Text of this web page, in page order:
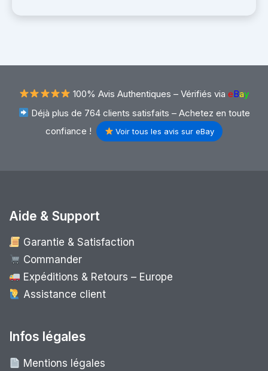
100% Avis Authentiques – Vérifiés via eBay
Déjà plus de 764 clients satisfaits – Achetez en toute
confiance !
Voir tous les avis sur eBay
Aide & Support
Garantie & Satisfaction
Commander
Expéditions & Retours – Europe
Assistance client
Infos légales
Mentions légales